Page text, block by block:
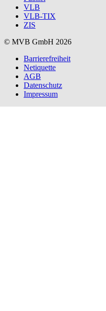
VLB
VLB-TIX
ZIS
© MVB GmbH 2026
Barrierefreiheit
Netiquette
AGB
Datenschutz
Impressum